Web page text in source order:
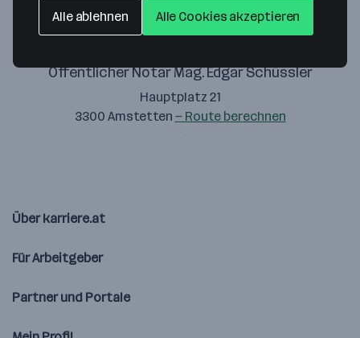
Öffentlicher Notar Mag. Edgar Schüssler
Hauptplatz 21
3300 Amstetten — Route berechnen
Über karriere.at
Für Arbeitgeber
Partner und Portale
Alle ablehnen Alle Cookies akzeptieren